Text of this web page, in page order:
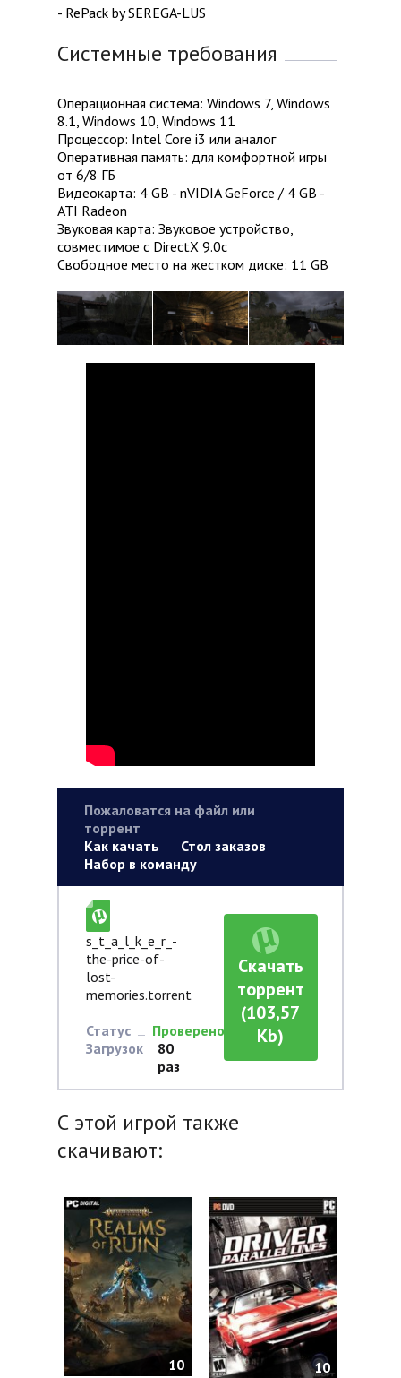
- RePack by SEREGA-LUS
Системные требования
Операционная система: Windows 7, Windows
8.1, Windows 10, Windows 11
Процессор: Intel Core i3 или аналог
Оперативная память: для комфортной игры
от 6/8 ГБ
Видеокарта: 4 GB - nVIDIA GeForce / 4 GB -
ATI Radeon
Звуковая карта: Звуковое устройство,
совместимое с DirectX 9.0с
Свободное место на жестком диске: 11 GB
Пожаловатся на файл или
торрент
Как качать
Стол заказов
Набор в команду
s_t_a_l_k_e_r_-
the-price-of-
lost-
memories.torrent
Статус
Проверено
Загрузок
80
раз
Скачать
торрент
(103,57
Kb)
С этой игрой также
скачивают:
10
10